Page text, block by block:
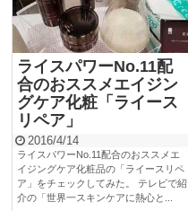
ライスパワーNo.11配
合のおススメエイジン
グケア化粧「ライース
リペア」
2016/4/14
ライスパワーNo.11配合のおススメエ
イジングケア化粧品の「ライースリペ
ア」をチェックしてみた。 テレビで紹
介の「世界一スキンケアに熱心と...